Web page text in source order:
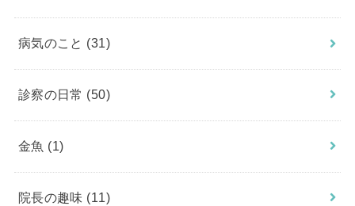
病気のこと (31)
診察の日常 (50)
金魚 (1)
院長の趣味 (11)